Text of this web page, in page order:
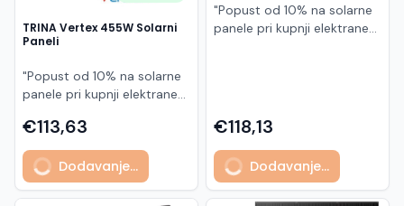
TRINA Vertex 455W Solarni
Paneli
"Popust od 10% na solarne
panele pri kupnji elektrane
Model TSM-455NEG9R.28
predstavlja napredni
glass/glass N-type solarni
modul s visokom
učinkovitošću, dugim
€113,63
Dodavanje...
"Popust od 10% na solarne
panele pri kupnji elektrane
500 W iz Neostar 2S serije,
baziran na naprednoj N-
type ABC (All Back Contact)
tehnologiji. Ovaj panel je
namijenjen za moderne
€118,13
Dodavanje...